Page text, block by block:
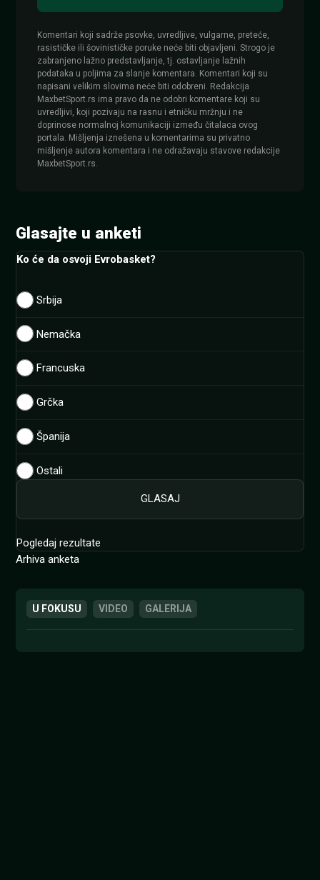
Komentari koji sadrže psovke, uvredljive, vulgarne, preteće,
rasističke ili šovinističke poruke neće biti objavljeni. Strogo je
zabranjeno lažno predstavljanje, tj. ostavljanje lažnih
podataka u poljima za slanje komentara. Komentari koji su
napisani velikim slovima neće biti odobreni. Redakcija
MaxbetSport.rs ima pravo da ne odobri komentare koji su
uvredljivi, koji pozivaju na rasnu i etničku mržnju i ne
doprinose normalnoj komunikaciji između čitalaca ovog
portala. Mišljenja iznešena u komentarima su privatno
mišljenje autora komentara i ne odražavaju stavove redakcije
MaxbetSport.rs.
Glasajte u anketi
Ko će da osvoji Evrobasket?
Srbija
Nemačka
Francuska
Grčka
Španija
Ostali
Pogledaj rezultate
Arhiva anketa
U FOKUSU VIDEO GALERIJA